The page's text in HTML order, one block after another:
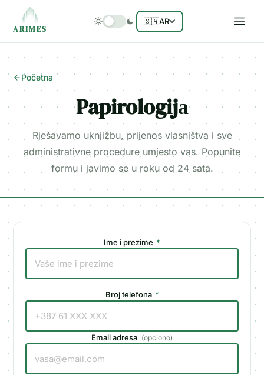
ARIMES
🇸🇦AR
Početna
Papirologijа
Rješavamo uknjižbu, prijenos vlasništva i sve
administrativne procedure umjesto vas. Popunite
formu i javimo se u roku od 24 sata.
Ime i prezime *
Broj telefona *
Email adresa (opciono)